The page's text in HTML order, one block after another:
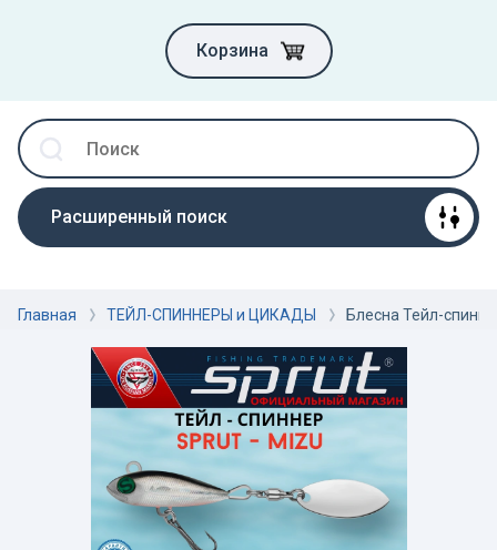
Корзина
Расширенный поиск
Главная ТЕЙЛ-СПИННЕРЫ и ЦИКАДЫ Блесна Тейл-